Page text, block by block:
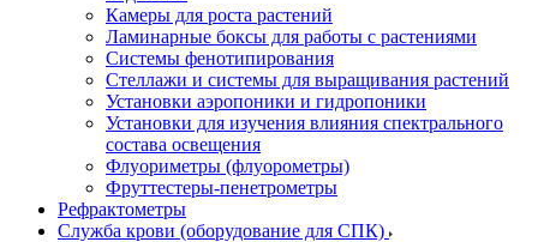
Камеры для роста растений
Ламинарные боксы для работы с растениями
Системы фенотипирования
Стеллажи и системы для выращивания растений
Установки аэропоники и гидропоники
Установки для изучения влияния спектрального
состава освещения
Флуориметры (флуорометры)
Фруттестеры-пенетрометры
Рефрактометры
Служба крови (оборудование для СПК)